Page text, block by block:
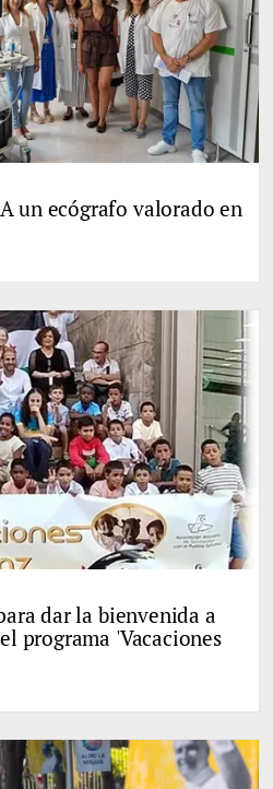
un ecógrafo valorado en
dar la bienvenida a
programa 'Vacaciones